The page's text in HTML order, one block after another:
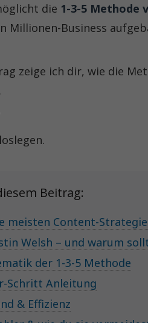
die 1-3-5 Methode
Millionen-Business
zeige ich dir, wie die
Beitrag:
meisten Content-
Welsh – und warum
der 1-3-5 Methode
Schritt Anleitung
& Effizienz